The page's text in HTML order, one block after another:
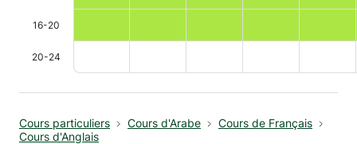
16-20
20-24
Cours particuliers Cours d'Arabe
Cours de Français
Cours d'Anglais